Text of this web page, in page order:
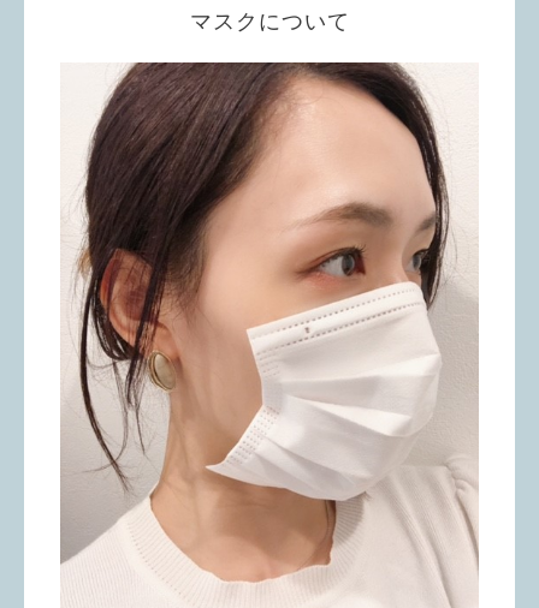
マスクについて